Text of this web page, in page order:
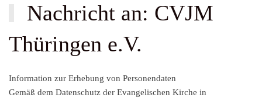
Nachricht an: CVJM
Thüringen e.V.
Information zur Erhebung von Personendaten
Gemäß dem Datenschutz der Evangelischen Kirche in